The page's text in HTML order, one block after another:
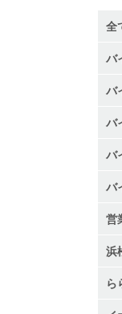
全
バ
バ
バ
バ
バ
営
浜
ら